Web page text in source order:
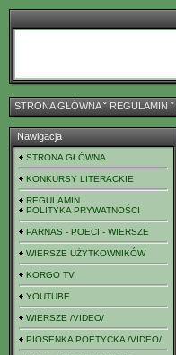
STRONA GŁÓWNAˇ REGULAMIN ˇ
Nawigacja
STRONA GŁÓWNA
KONKURSY LITERACKIE
REGULAMIN
POLITYKA PRYWATNOŚCI
PARNAS - POECI - WIERSZE
WIERSZE UŻYTKOWNIKÓW
KORGO TV
YOUTUBE
WIERSZE /VIDEO/
PIOSENKA POETYCKA /VIDEO/